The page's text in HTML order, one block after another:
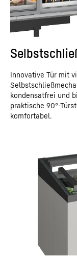
Innovative Tür mit
kondensatfrei und
praktische 90°-
komfortabel.